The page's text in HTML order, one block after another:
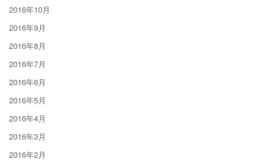
2016年10月
2016年9月
2016年8月
2016年7月
2016年6月
2016年5月
2016年4月
2016年3月
2016年2月